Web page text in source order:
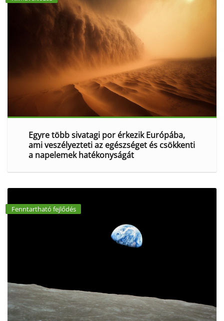
Egyre több sivatagi por érkezik Európába,
ami veszélyezteti az egészséget és csökkenti
a napelemek hatékonyságát
Fenntartható fejlődés